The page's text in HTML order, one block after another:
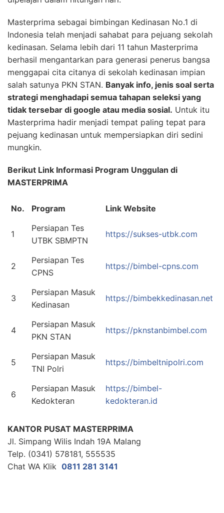
Masterprima sebagai bimbingan Kedinasan No.1 di
Indonesia telah menjadi sahabat para pejuang sekolah
kedinasan. Selama lebih dari 11 tahun Masterprima
berhasil mengantarkan para generasi penerus bangsa
menggapai cita citanya di sekolah kedinasan impian
salah satunya PKN STAN. Banyak info, jenis soal serta
strategi menghadapi semua tahapan seleksi yang
tidak tersebar di google atau media sosial. Untuk itu
Masterprima hadir menjadi tempat paling tepat para
pejuang kedinasan untuk mempersiapkan diri sedini
mungkin.
Berikut Link Informasi Program Unggulan di
MASTERPRIMA
No. Program Link Website
1
Persiapan Tes
UTBK SBMPTN
https://sukses-utbk.com
2
Persiapan Tes
CPNS
https://bimbel-cpns.com
3
Persiapan Masuk
Kedinasan
https://bimbekkedinasan.net
4
Persiapan Masuk
PKN STAN
https://pknstanbimbel.com
5
Persiapan Masuk
TNI Polri
https://bimbeltnipolri.com
6
Persiapan Masuk
Kedokteran
https://bimbel-
kedokteran.id
KANTOR PUSAT MASTERPRIMA
Jl. Simpang Wilis Indah 19A Malang
Telp. (0341) 578181, 555535
Chat WA Klik 0811 281 3141